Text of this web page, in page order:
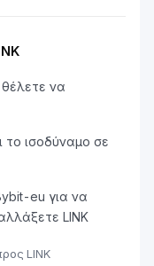
να
το ισοδύναμο σε
eu για να
LINK
LINK